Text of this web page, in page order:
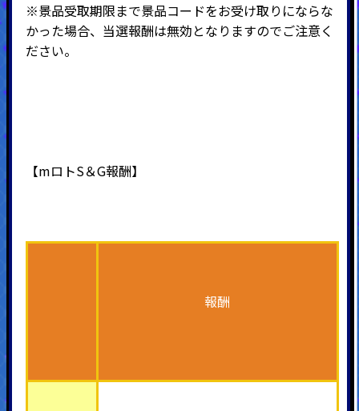
※景品受取期限まで景品コードをお受け取りにならな
かった場合、当選報酬は無効となりますのでご注意く
ださい。
【mロトS＆G報酬】
報酬